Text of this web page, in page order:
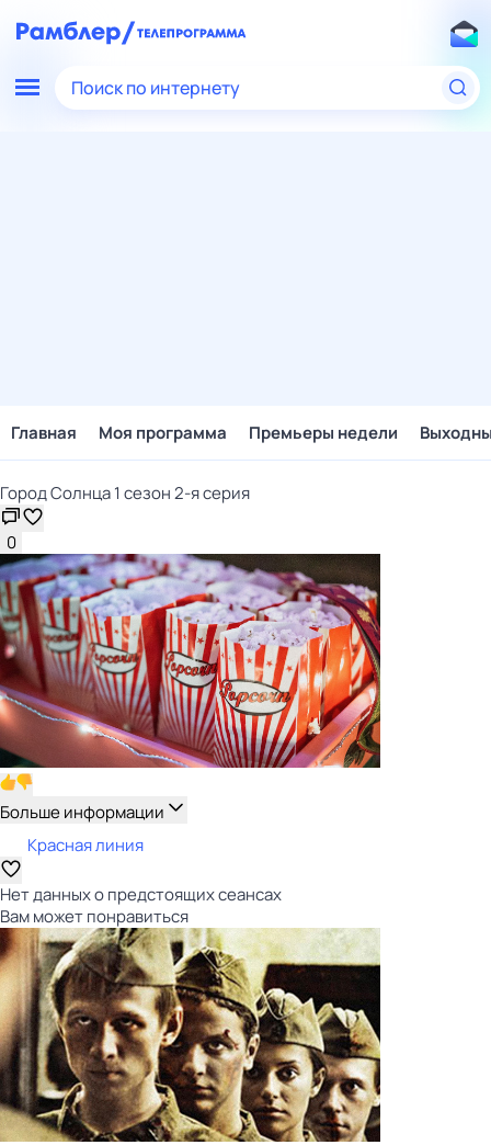
Поиск по интернету
Главная Моя программа Премьеры недели
Город Солнца 1 сезон 2-я серия
0
Больше информации
Красная линия
Нет данных о предстоящих сеансах
Вам может понравиться